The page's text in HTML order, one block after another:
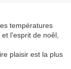
températures
l'esprit de noêl,
plaisir est la plus